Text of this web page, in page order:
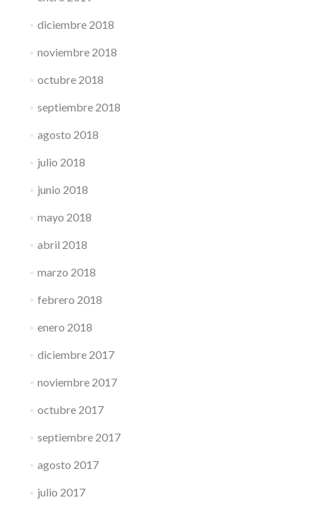
diciembre 2018
noviembre 2018
octubre 2018
septiembre 2018
agosto 2018
julio 2018
junio 2018
mayo 2018
abril 2018
marzo 2018
febrero 2018
enero 2018
diciembre 2017
noviembre 2017
octubre 2017
septiembre 2017
agosto 2017
julio 2017